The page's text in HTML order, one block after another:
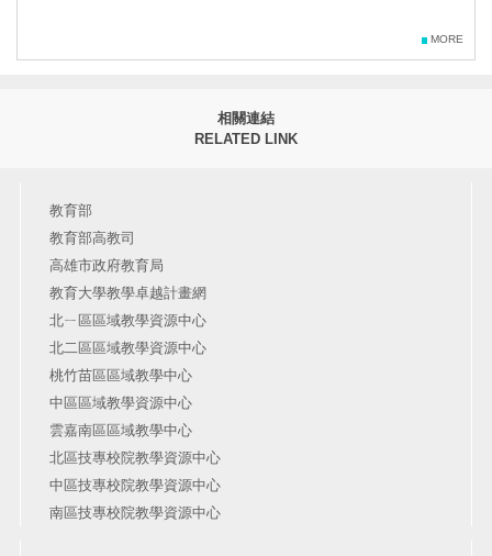
MORE
相關連結
RELATED LINK
教育部
教育部高教司
高雄市政府教育局
教育大學教學卓越計畫網
北ㄧ區區域教學資源中心
北二區區域教學資源中心
桃竹苗區區域教學中心
中區區域教學資源中心
雲嘉南區區域教學中心
北區技專校院教學資源中心
中區技專校院教學資源中心
南區技專校院教學資源中心